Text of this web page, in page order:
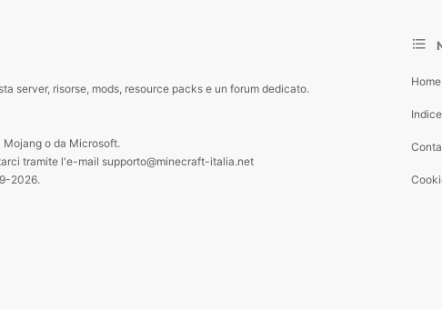
server, risorse, mods, resource packs e un forum dedicato.
o da Microsoft.
tramite l'e-mail supporto@minecraft-italia.net
2026.
Home